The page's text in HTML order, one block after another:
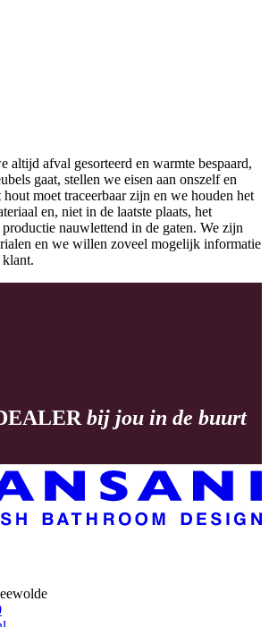
altijd afval gesorteerd en warmte bespaard,
gaat, stellen we eisen aan onszelf en
moet traceerbaar zijn en we houden het
en, niet in de laatste plaats, het
nauwlettend in de gaten. We zijn
en we willen zoveel mogelijk informatie
klant.
bij jou in de buurt